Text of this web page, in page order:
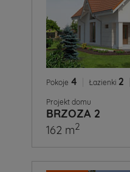
Pokoje 4 Łazienki 2
Projekt domu
BRZOZA 2
162 m2